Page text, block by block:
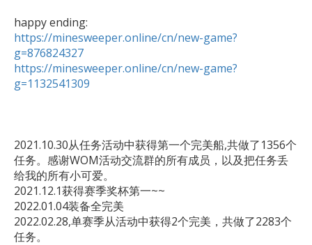
https://minesweeper.online/cn/new-game?
g=876824327
https://minesweeper.online/cn/new-game?
g=1132541309
2021.10.30从任务活动中获得第一个完美船,共做了1356个
任务。感谢WOM活动交流群的所有成员，以及把任务丢
给我的所有小可爱。
2021.12.1获得赛季奖杯第一~~
2022.01.04装备全完美
2022.02.28,单赛季从活动中获得2个完美，共做了2283个
任务。